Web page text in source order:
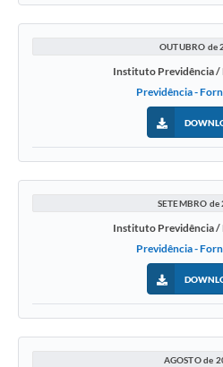
OUTUBRO de
Instituto Previdência /
Previdência -
SETEMBRO de
Instituto Previdência /
Previdência -
AGOSTO de